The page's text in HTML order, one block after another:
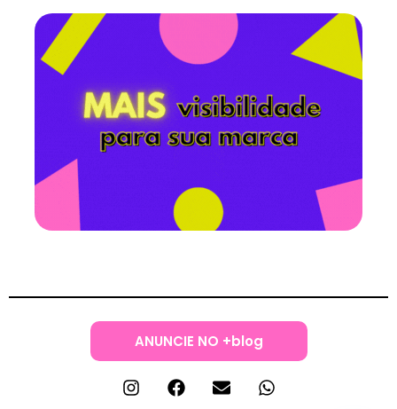
ANUNCIE NO +blog